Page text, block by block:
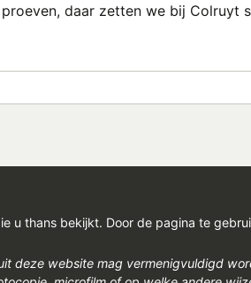
daar zetten we bij
u thans bekijkt. Door de pagina te
deze website mag vermenigvuldigd